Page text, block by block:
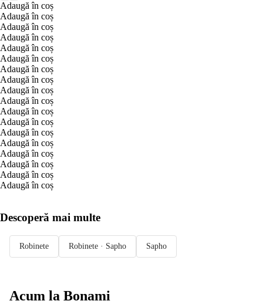
Adaugă în coș
Adaugă în coș
Adaugă în coș
Adaugă în coș
Adaugă în coș
Adaugă în coș
Adaugă în coș
Adaugă în coș
Adaugă în coș
Adaugă în coș
Adaugă în coș
Adaugă în coș
Adaugă în coș
Adaugă în coș
Adaugă în coș
Adaugă în coș
Adaugă în coș
Adaugă în coș
Descoperă mai multe
Robinete Robinete · Sapho Sapho
Acum la Bonami